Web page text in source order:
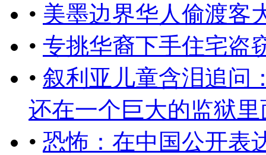
• 美墨边界华人偷渡客
• 专挑华裔下手住宅盗
• 叙利亚儿童含泪追问
还在一个巨大的监狱里
• 恐怖：在中国公开表